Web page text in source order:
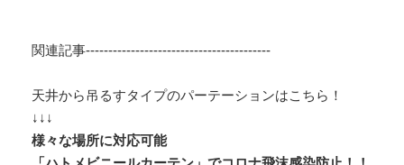
関連記事-----------------------------------------
天井から吊るすタイプのパーテーションはこちら！
↓↓↓
様々な場所に対応可能